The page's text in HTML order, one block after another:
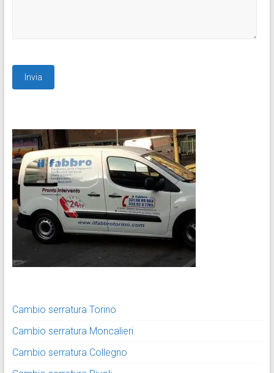
Cambio serratura Torino
Cambio serratura Moncalieri
Cambio serratura Collegno